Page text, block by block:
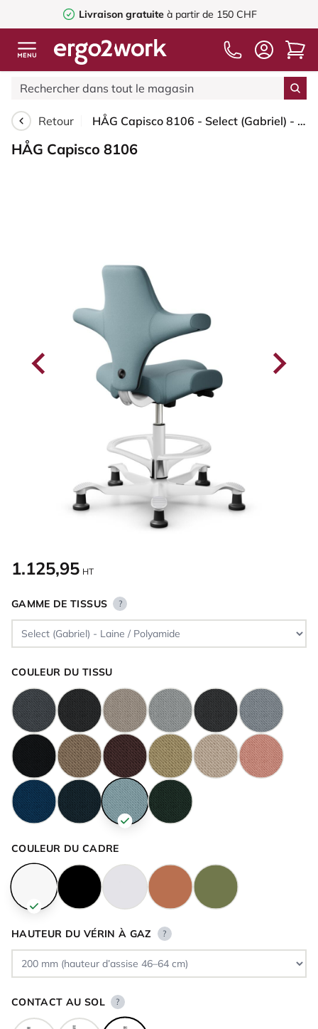
Livraison gratuiteà partir de 150 CHF
Retour HÅG Capisco 8106 - Select (Gabriel) - Laine / Polyamide - SC67098 - Glacier blue - Blanc - 200 mm (hauteur d’assise 46–64 cm) - Patins
HÅG Capisco 8106
1.125,95 HT
GAMME DE TISSUS ?
COULEUR DU TISSU
COULEUR DU CADRE
HAUTEUR DU VÉRIN À GAZ ?
CONTACT AU SOL ?